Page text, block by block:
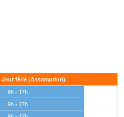
Jour férié (Assomption)
9h - 17h
9h - 17h